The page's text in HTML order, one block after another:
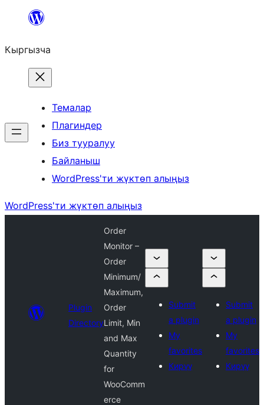
Мазмунга
Кыргызча
Темалар
Плагиндер
Биз тууралуу
Байланыш
WordPress'ти жүктөп алыңыз
WordPress'ти жүктөп алыңыз
Plugin
Directory
Order
Monitor –
Order
Minimum/
Maximum,
Order
Limit, Min
and Max
Quantity
for
WooComm
erce
Submit
a plugin
My
favorites
Кирүү
Submit
a plugin
My
favorites
Кирүү